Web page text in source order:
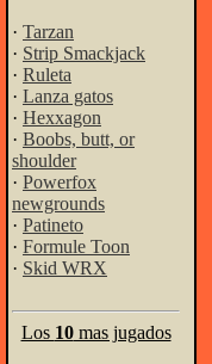
· Tarzan
· Strip Smackjack
· Ruleta
· Lanza gatos
· Hexxagon
· Boobs, butt, or
shoulder
· Powerfox
newgrounds
· Patineto
· Formule Toon
· Skid WRX
Los 10mas jugados